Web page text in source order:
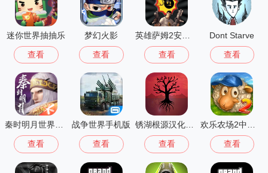
迷你世界抽抽乐
查看
梦幻火影
查看 查看
Dont Starve
查看
查看
战争世界手机版
查看 查看 查看